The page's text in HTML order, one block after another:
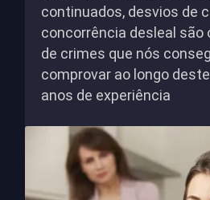
continuados, desvios de
concorrência desleal
de crimes que nós
comprovar ao longo
anos de experiência